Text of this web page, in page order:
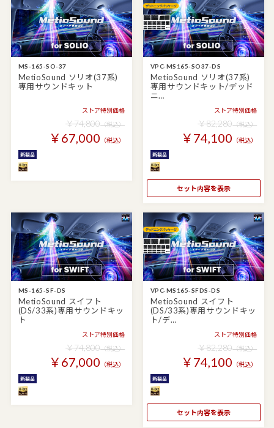
MS-165-SO-37
MetioSound ソリオ(37系)
専用サウンドキット
ストア特別価格
￥74,800（税込）
￥67,000 （税込）
VPC-MS165-SO37-DS
MetioSound ソリオ(37系)
専用サウンドキット/デッド
ニ…
ストア特別価格
￥82,280（税込）
￥74,100 （税込）
セット内容を表示
MS-165-SF-DS
MetioSound スイフト
(DS/33系)専用サウンドキッ
ト
ストア特別価格
￥74,800（税込）
￥67,000 （税込）
VPC-MS165-SFDS-DS
MetioSound スイフト
(DS/33系)専用サウンドキッ
ト/デ…
ストア特別価格
￥82,280（税込）
￥74,100 （税込）
セット内容を表示